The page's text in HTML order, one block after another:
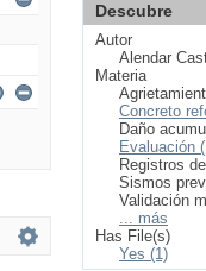
Descubre
Autor
Alendar
Materia
Concreto
Daño
Evaluación
Registros
Sismos
Validación
... más
Has File(s)
Yes (1)